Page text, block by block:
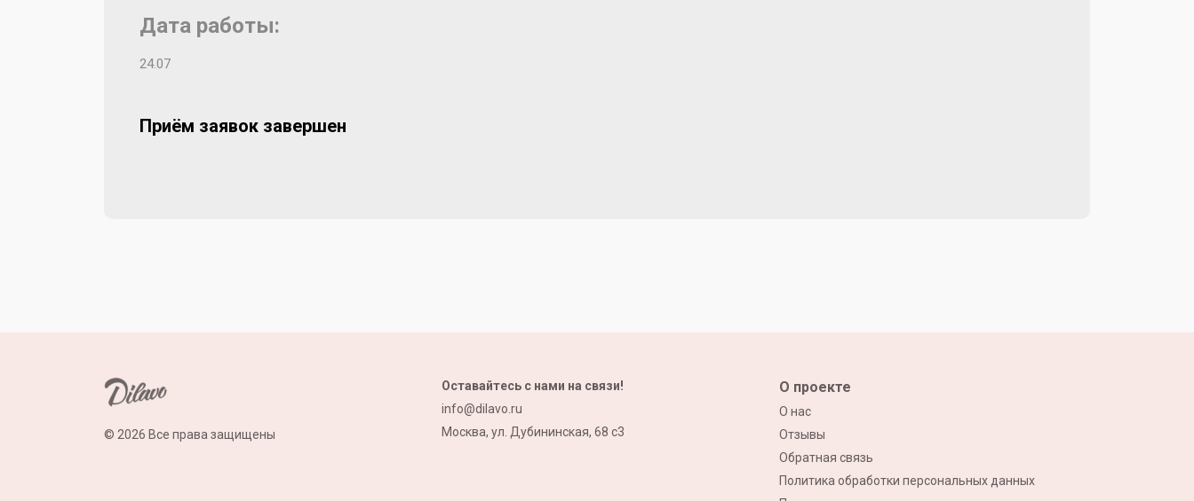
Дата работы:
24.07
Приём заявок завершен
© 2026 Все права защищены
О проекте
О нас
Отзывы
Обратная связь
Политика обработки персональных данных
Оставайтесь с нами на связи!
info@dilavo.ru
Москва, ул. Дубининская, 68 с3